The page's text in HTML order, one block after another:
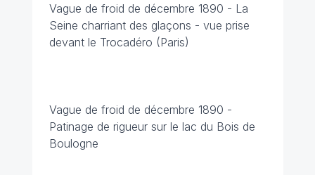
Vague de froid de décembre 1890 - La
Seine charriant des glaçons - vue prise
devant le Trocadéro (Paris)
Vague de froid de décembre 1890 -
Patinage de rigueur sur le lac du Bois de
Boulogne